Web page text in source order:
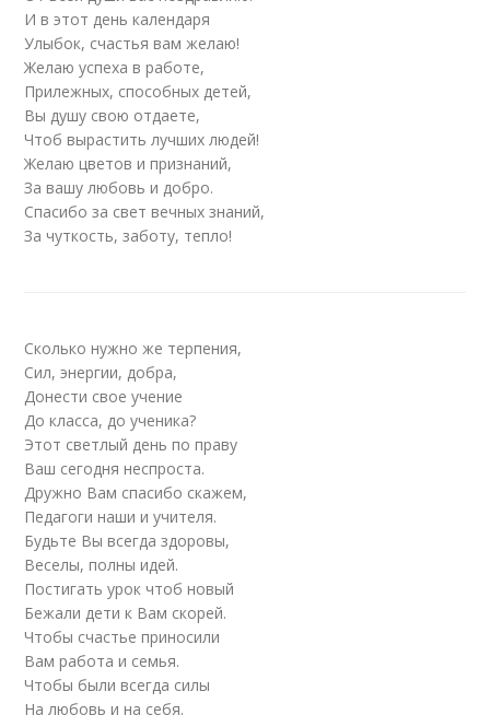
И в этот день календаря
Улыбок, счастья вам желаю!
Желаю успеха в работе,
Прилежных, способных детей,
Вы душу свою отдаете,
Чтоб вырастить лучших людей!
Желаю цветов и признаний,
За вашу любовь и добро.
Спасибо за свет вечных знаний,
За чуткость, заботу, тепло!
Сколько нужно же терпения,
Сил, энергии, добра,
Донести свое учение
До класса, до ученика?
Этот светлый день по праву
Ваш сегодня неспроста.
Дружно Вам спасибо скажем,
Педагоги наши и учителя.
Будьте Вы всегда здоровы,
Веселы, полны идей.
Постигать урок чтоб новый
Бежали дети к Вам скорей.
Чтобы счастье приносили
Вам работа и семья.
Чтобы были всегда силы
На любовь и на себя.